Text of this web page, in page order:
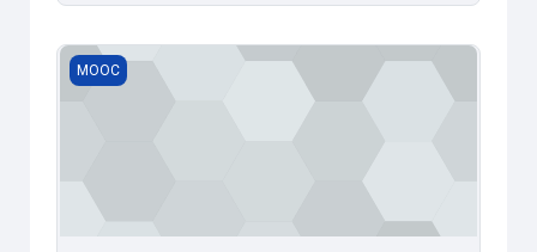
Inteligencia artificial y educación
MOOC